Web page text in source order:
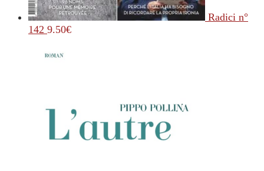
Radici n°
142 9.50€